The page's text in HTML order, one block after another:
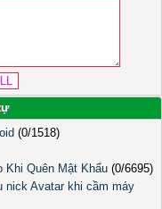
(0/1518)
Khi Quên Mật Khẩu (0/6695)
nick Avatar khi cầm máy